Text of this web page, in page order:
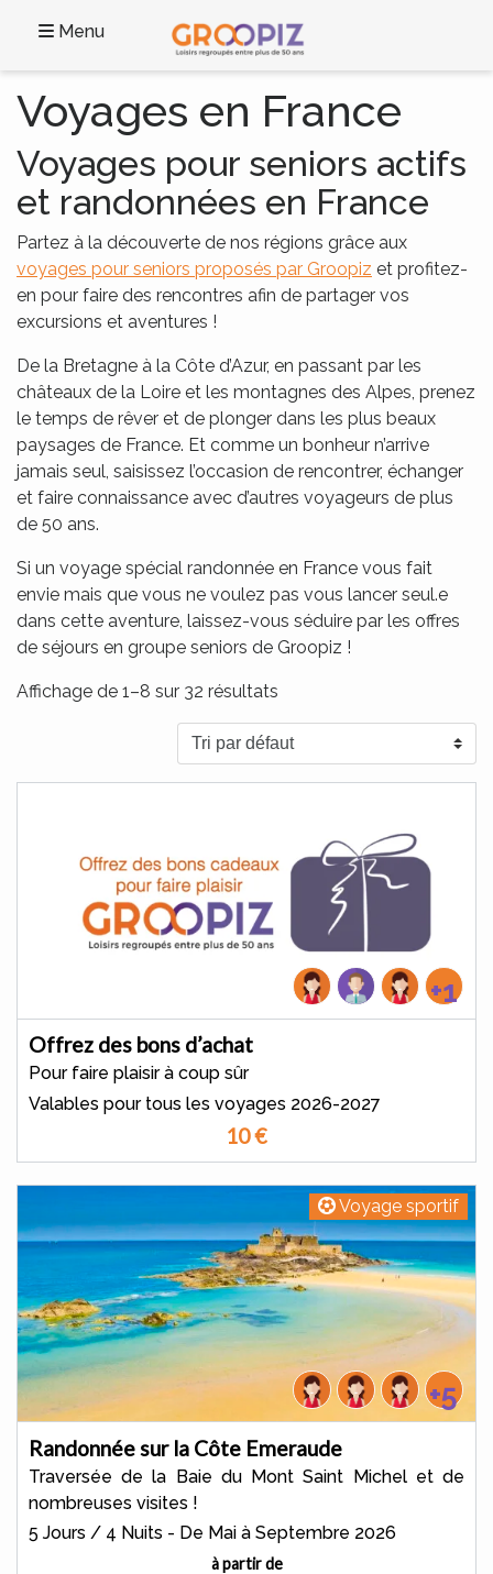
Menu
Voyages en France
Voyages pour seniors actifs
et randonnées en France
Partez à la découverte de nos régions grâce aux
voyages pour seniors proposés par Groopiz et profitez-
en pour faire des rencontres afin de partager vos
excursions et aventures !
De la Bretagne à la Côte d’Azur, en passant par les
châteaux de la Loire et les montagnes des Alpes, prenez
le temps de rêver et de plonger dans les plus beaux
paysages de France. Et comme un bonheur n’arrive
jamais seul, saisissez l’occasion de rencontrer, échanger
et faire connaissance avec d’autres voyageurs de plus
de 50 ans.
Si un voyage spécial randonnée en France vous fait
envie mais que vous ne voulez pas vous lancer seul.e
dans cette aventure, laissez-vous séduire par les offres
de séjours en groupe seniors de Groopiz !
Affichage de 1–8 sur 32 résultats
+1
Offrez des bons d’achat
Pour faire plaisir à coup sûr
Valables pour tous les voyages 2026-2027
10€
Voyage sportif
+5
Randonnée sur la Côte Emeraude
Traversée de la Baie du Mont Saint Michel et de
nombreuses visites !
5 Jours / 4 Nuits - De Mai à Septembre 2026
à partir de